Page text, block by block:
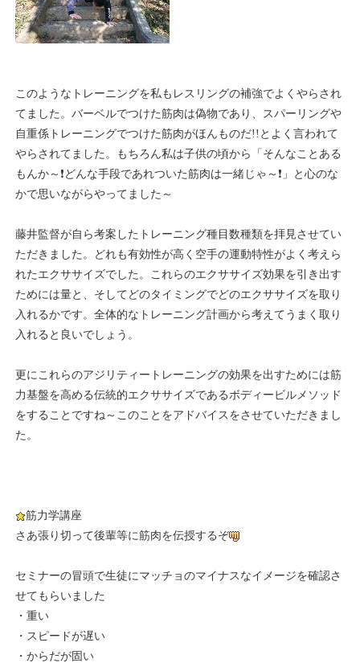
このようなトレーニングを私もレスリングの補強でよくやらされ
てました。バーベルでつけた筋肉は偽物であり、スパーリングや
自重係トレーニングでつけた筋肉がほんものだ!!とよく言われて
やらされてました。もちろん私は子供の頃から「そんなことある
もんか～❗どんな手段であれついた筋肉は一緒じゃ～❗」と心のな
かで思いながらやってました～
藤井監督が自ら考案したトレーニング種目数種類を拝見させてい
ただきました。どれも有効性が高く空手の運動特性がよく考えら
れたエクササイズでした。これらのエクササイズ効果を引き出す
ためには量と、そしてどのタイミングでどのエクササイズを取り
入れるかです。全体的なトレーニング計画から考えてうまく取り
入れると良いでしょう。
更にこれらのアジリティートレーニングの効果を出すためには筋
力基盤を高める伝統的エクササイズであるボディービルメソッド
をすることですね～このことをアドバイスをさせていただきまし
た。
筋力学講座
さあ張り切って後輩等に筋肉を伝授するぞ
セミナーの冒頭で生徒にマッチョのマイナスなイメージを確認さ
せてもらいました
・重い
・スピードが遅い
・からだが固い